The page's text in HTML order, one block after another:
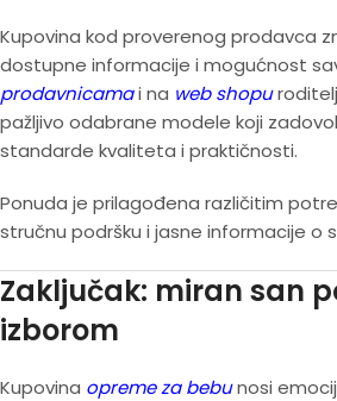
Kupovina kod proverenog prodavca
dostupne informacije i mogućnost
prodavnicamai na web shopu
pažljivo odabrane modele koji
standarde kvaliteta i praktičnosti.
Ponuda je prilagođena različitim
stručnu podršku i jasne informacije o
Zaključak: miran san
izborom
Kupovina opreme za bebunosi